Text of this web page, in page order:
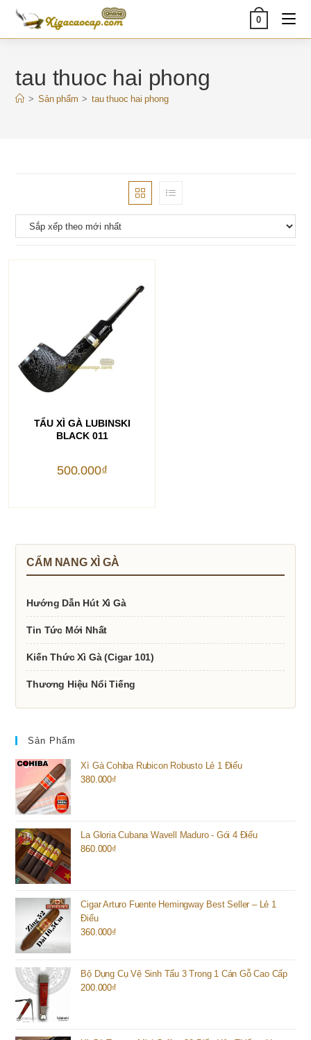
Skip
content
0
tau thuoc hai phong
> Sản phẩm > tau thuoc hai phong
THÊM VÀO GIỎ HÀNG
TẨU XÌ GÀ LUBINSKI
BLACK 011
500.000₫
CẨM NANG XÌ GÀ
Hướng Dẫn Hút Xì Gà
Tin Tức Mới Nhất
Kiến Thức Xì Gà (Cigar 101)
Thương Hiệu Nổi Tiếng
Sản Phẩm
Xì Gà Cohiba Rubicon Robusto Lẻ 1 Điếu
380.000₫
La Gloria Cubana Wavell Maduro - Gói 4 Điếu
860.000₫
Cigar Arturo Fuente Hemingway Best Seller – Lẻ 1
Điếu
360.000₫
Bộ Dụng Cụ Vệ Sinh Tẩu 3 Trong 1 Cán Gỗ Cao Cấp
200.000₫